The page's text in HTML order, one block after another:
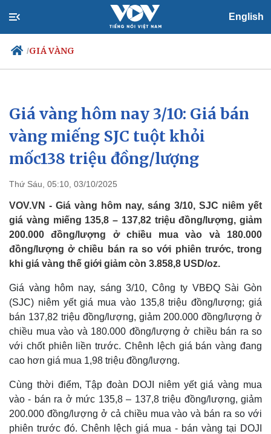
English
/GIÁ VÀNG
Chính trị
Đảng
Tổ chức nhân sự
Quốc hội
Xã hội
Tin 24h
Dự báo thời tiết
Giáo dục
Dấu ấn VOV
Giá vàng hôm nay 3/10: Giá bán
vàng miếng SJC tuột khỏi
mốc138 triệu đồng/lượng
Thứ Sáu, 05:10, 03/10/2025
VOV.VN - Giá vàng hôm nay, sáng 3/10, SJC niêm yết
giá vàng miếng 135,8 – 137,82 triệu đồng/lượng, giảm
200.000 đồng/lượng ở chiều mua vào và 180.000
đồng/lượng ở chiều bán ra so với phiên trước, trong
khi giá vàng thế giới giảm còn 3.858,8 USD/oz.
Giá vàng hôm nay, sáng 3/10, Công ty VBĐQ Sài Gòn
(SJC) niêm yết giá mua vào 135,8 triệu đồng/lượng; giá
bán 137,82 triệu đồng/lượng, giảm 200.000 đồng/lượng ở
chiều mua vào và 180.000 đồng/lượng ở chiều bán ra so
với chốt phiên liền trước. Chênh lệch giá bán vàng đang
cao hơn giá mua 1,98 triệu đồng/lượng.
Cùng thời điểm, Tập đoàn DOJI niêm yết giá vàng mua
vào - bán ra ở mức 135,8 – 137,8 triệu đồng/lượng, giảm
200.000 đồng/lượng ở cả chiều mua vào và bán ra so với
phiên trước đó. Chênh lệch giá mua - bán vàng tại DOJI